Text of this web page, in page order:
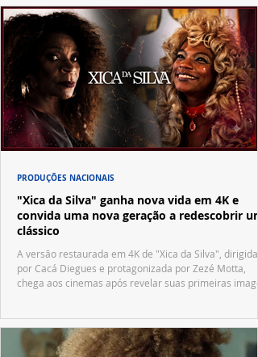
"Xica da Silva" ganha nova vida em 4K e
convida uma nova geração a redescobrir um
clássico
A versão restaurada em 4K de "Xica da Silva", dirigida
por Cacá Diegues e protagonizada por Zezé Motta,
chega aos cinemas após revelar suas primeiras
PRODUÇÕES NACIONAIS